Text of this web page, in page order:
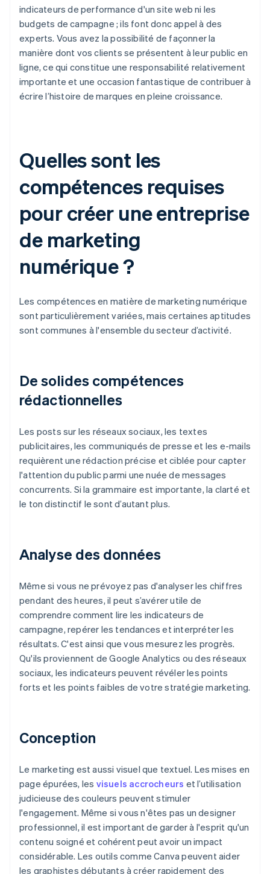
indicateurs de performance d'un site web ni les
budgets de campagne ; ils font donc appel à des
experts. Vous avez la possibilité de façonner la
manière dont vos clients se présentent à leur public en
ligne, ce qui constitue une responsabilité relativement
importante et une occasion fantastique de contribuer à
écrire l’histoire de marques en pleine croissance.
Quelles sont les
compétences requises
pour créer une entreprise
de marketing
numérique ?
Les compétences en matière de marketing numérique
sont particulièrement variées, mais certaines aptitudes
sont communes à l'ensemble du secteur d’activité.
De solides compétences
rédactionnelles
Les posts sur les réseaux sociaux, les textes
publicitaires, les communiqués de presse et les e-mails
requièrent une rédaction précise et ciblée pour capter
l'attention du public parmi une nuée de messages
concurrents. Si la grammaire est importante, la clarté et
le ton distinctif le sont d’autant plus.
Analyse des données
Même si vous ne prévoyez pas d'analyser les chiffres
pendant des heures, il peut s’avérer utile de
comprendre comment lire les indicateurs de
campagne, repérer les tendances et interpréter les
résultats. C'est ainsi que vous mesurez les progrès.
Qu'ils proviennent de Google Analytics ou des réseaux
sociaux, les indicateurs peuvent révéler les points
forts et les points faibles de votre stratégie marketing.
Conception
Le marketing est aussi visuel que textuel. Les mises en
page épurées, les visuels accrocheurs et l’utilisation
judicieuse des couleurs peuvent stimuler
l'engagement. Même si vous n'êtes pas un designer
professionnel, il est important de garder à l'esprit qu'un
contenu soigné et cohérent peut avoir un impact
considérable. Les outils comme Canva peuvent aider
les graphistes débutants à créer rapidement des